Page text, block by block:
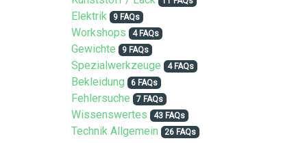
Elektrik 9 FAQs
Workshops 4 FAQs
Gewichte 9 FAQs
Spezialwerkzeuge 4 FAQs
Bekleidung 6 FAQs
Fehlersuche 7 FAQs
Wissenswertes 43 FAQs
Technik Allgemein 26 FAQs